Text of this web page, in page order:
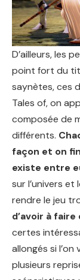
D’ailleurs, les
point fort du
saynètes, ces
Tales of, on
composée de
différents.
façon et on
existe entre
sur l’univers
rendre le jeu
d’avoir à
certes
allongés si
plusieurs